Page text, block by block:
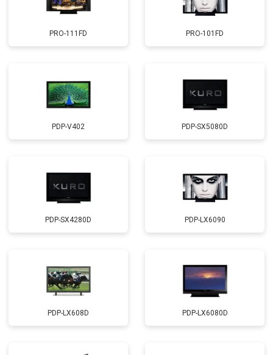
PRO-111FD PRO-101FD
PDP-V402 PDP-SX5080D
PDP-SX4280D PDP-LX6090
PDP-LX608D PDP-LX6080D